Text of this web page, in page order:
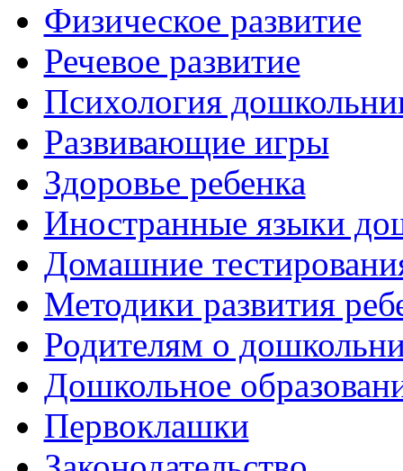
Физическое развитие
Речевое развитие
Психология
Развивающие игры
Здоровье ребенка
Иностранные языки
Домашние
Методики развития
Родителям о
Дошкольное
Первоклашки